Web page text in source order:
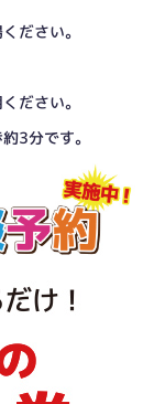
ださい。
ださい。
3分です。